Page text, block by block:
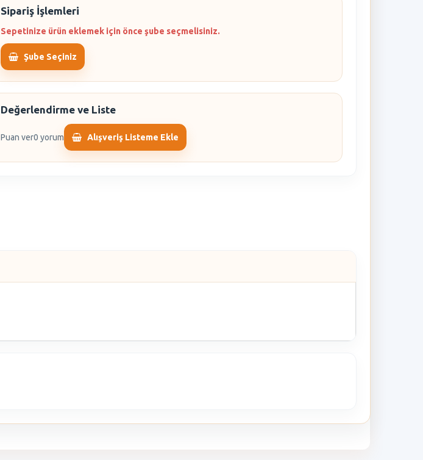
Sipariş İşlemleri
Sepetinize ürün eklemek için önce şube seçmelisiniz.
Şube Seçiniz
Değerlendirme ve Liste
Puan ver0 yorum Alışveriş Listeme Ekle